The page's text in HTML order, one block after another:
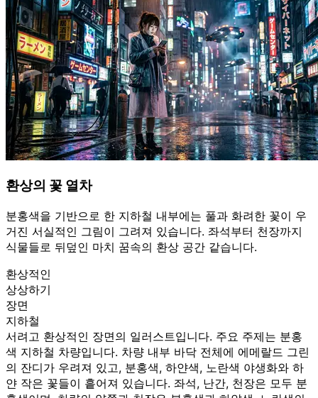
환상의 꽃 열차
분홍색을 기반으로 한 지하철 내부에는 풀과 화려한 꽃이 우
거진 서실적인 그림이 그려져 있습니다. 좌석부터 천장까지
식물들로 뒤덮인 마치 꿈속의 환상 공간 같습니다.
환상적인
상상하기
장면
지하철
서려고 환상적인 장면의 일러스트입니다. 주요 주제는 분홍
색 지하철 차량입니다. 차량 내부 바닥 전체에 에메랄드 그린
의 잔디가 우려져 있고, 분홍색, 하얀색, 노란색 야생화와 하
얀 작은 꽃들이 흩어져 있습니다. 좌석, 난간, 천장은 모두 분